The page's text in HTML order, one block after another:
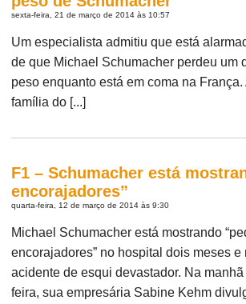
sexta-feira, 21 de março de 2014 às 10:57
Um especialista admitiu que está
de que Michael Schumacher perdeu um
peso enquanto está em coma na França.
família do [...]
F1 – Schumacher está
encorajadores”
quarta-feira, 12 de março de 2014 às 9:30
Michael Schumacher está mostrando
encorajadores” no hospital dois meses e
acidente de esqui devastador. Na
feira, sua empresária Sabine Kehm